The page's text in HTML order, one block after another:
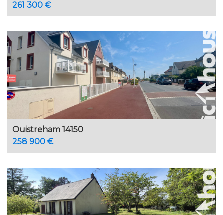
261 300 €
Ouistreham 14150
258 900 €